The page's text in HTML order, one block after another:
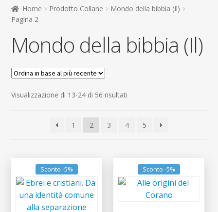
Contatti
menu
child
Don Bosco
Espandi
menu
Home Prodotto Collane
Mondo della bibbia (Il)
Pagina 2
Mondo della bibbia (Il)
Visualizzazione di 13-24 di 56 risultatiOrdina
al
1 2 3 4 5
Sconto -5% Sconto -5%